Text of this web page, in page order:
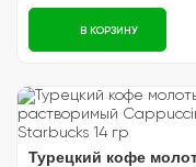
В КОРЗИНУ
Турецкий кофе